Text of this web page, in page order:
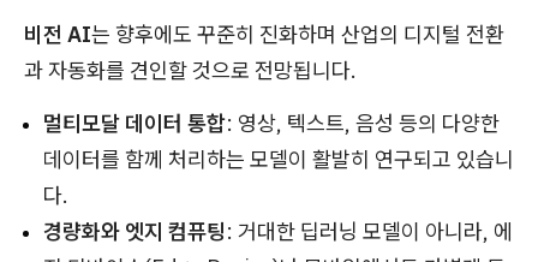
비전 AI는 향후에도 꾸준히 진화하며 산업의 디지털 전환
과 자동화를 견인할 것으로 전망됩니다.
멀티모달 데이터 통합: 영상, 텍스트, 음성 등의 다양한
데이터를 함께 처리하는 모델이 활발히 연구되고 있습니
다.
경량화와 엣지 컴퓨팅: 거대한 딥러닝 모델이 아니라, 에